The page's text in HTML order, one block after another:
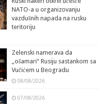
NATO-a u organizovanju
vazdušnih napada na rusku
teritoriju
Zelenski namerava da
„ošamari“ Rusiju sastankom sa
Vučićem u Beogradu
08/08/2026
07/08/2026